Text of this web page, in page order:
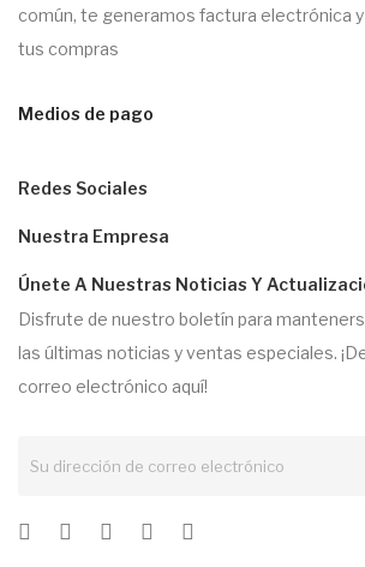
común, te generamos factura electrónica
tus compras
Medios de pago
Redes Sociales
Nuestra Empresa
Únete A Nuestras Noticias Y
Disfrute de nuestro boletín para
las últimas noticias y ventas especiales.
correo electrónico aquí!